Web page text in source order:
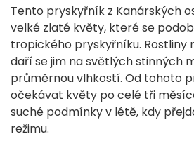
Tento pryskyřník z Kanárských
velké zlaté květy, které se
tropického pryskyřníku. Rostliny
daří se jim na světlých stinných
průměrnou vlhkostí. Od tohoto
očekávat květy po celé tři
suché podmínky v létě, kdy
režimu.